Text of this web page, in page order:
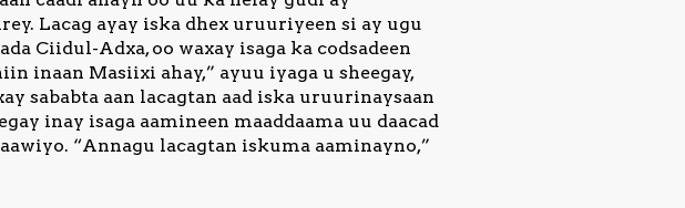
Lacag ayay iska dhex uruuriyeen si ay ugu
Ciidul-Adxa, oo waxay isaga ka codsadeen
inaan Masiixi ahay,” ayuu iyaga u sheegay,
sababta aan lacagtan aad iska uruurinaysaan
inay isaga aamineen maaddaama uu daacad
“Annagu lacagtan iskuma aaminayno,”